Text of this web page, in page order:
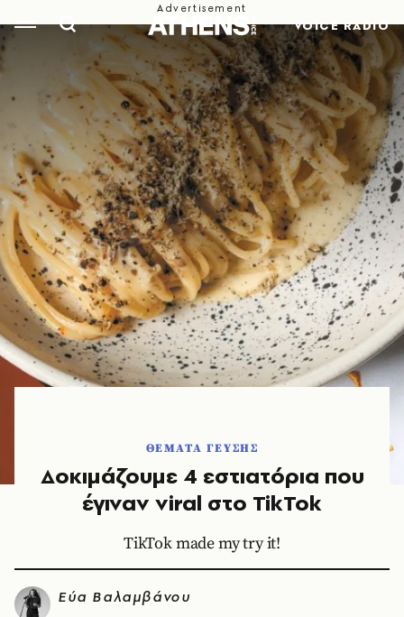
VOICE RADIO
ΘΕΜΑΤΑ ΓΕΥΣΗΣ
Δοκιμάζουμε 4 εστιατόρια που
έγιναν viral στο TikTok
TikTok made my try it!
Εύα Βαλαμβάνου